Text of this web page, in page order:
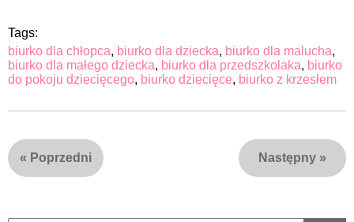
Tags:
biurko dla chłopca, biurko dla dziecka, biurko dla malucha,
biurko dla małego dziecka, biurko dla przedszkolaka, biurko
do pokoju dziecięcego, biurko dziecięce, biurko z krzesłem
« Poprzedni Następny »